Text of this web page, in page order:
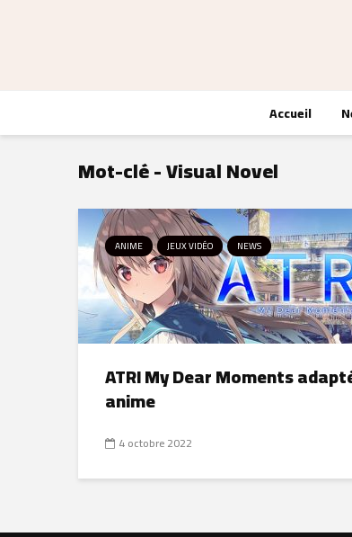
Accueil
Mot-clé - Visual Novel
ANIME JEUX VIDÉO NEWS
ATRI My Dear Moments
anime
4 octobre 2022